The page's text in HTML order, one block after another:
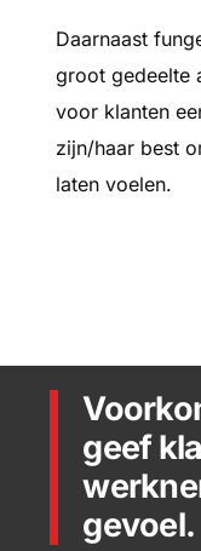
Daarnaast
groot gedeelte
voor klanten
zijn/haar best
laten voelen.
geef
gevoel.